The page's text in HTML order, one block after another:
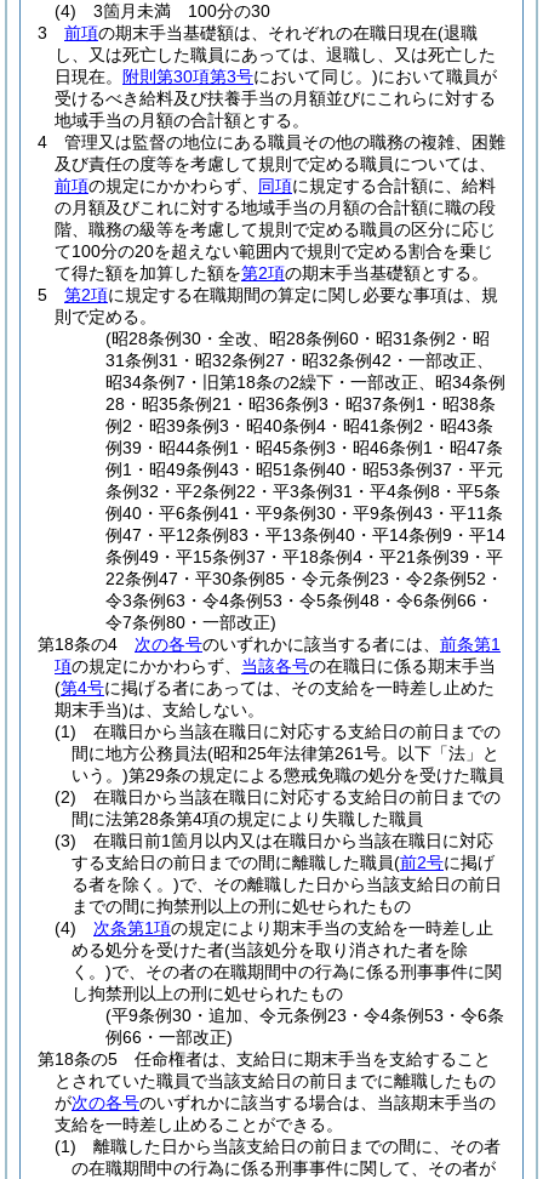
(4)
3箇月未満 100分の30
3
前項の期末手当基礎額は、それぞれの在職日現在(退職
し、又は死亡した職員にあっては、退職し、又は死亡した
日現在。
附則第30項第3号において同じ。)において職員が
受けるべき給料及び扶養手当の月額並びにこれらに対する
地域手当の月額の合計額とする。
4
管理又は監督の地位にある職員その他の職務の複雑、困難
及び責任の度等を考慮して規則で定める職員については、
前項の規定にかかわらず、 同項に規定する合計額に、給料
の月額及びこれに対する地域手当の月額の合計額に職の段
階、職務の級等を考慮して規則で定める職員の区分に応じ
て100分の20を超えない範囲内で規則で定める割合を乗じ
て得た額を加算した額を第2項の期末手当基礎額とする。
5
第2項に規定する在職期間の算定に関し必要な事項は、規
則で定める。
(昭28条例30・全改、昭28条例60・昭31条例2・昭
31条例31・昭32条例27・昭32条例42・一部改正、
昭34条例7・旧第18条の2繰下・一部改正、昭34条例
28・昭35条例21・昭36条例3・昭37条例1・昭38条
例2・昭39条例3・昭40条例4・昭41条例2・昭43条
例39・昭44条例1・昭45条例3・昭46条例1・昭47条
例1・昭49条例43・昭51条例40・昭53条例37・平元
条例32・平2条例22・平3条例31・平4条例8・平5条
例40・平6条例41・平9条例30・平9条例43・平11条
例47・平12条例83・平13条例40・平14条例9・平14
条例49・平15条例37・平18条例4・平21条例39・平
22条例47・平30条例85・令元条例23・令2条例52・
令3条例63・令4条例53・令5条例48・令6条例66・
令7条例80・一部改正)
第18条の4
次の各号のいずれかに該当する者には、 前条第1
項の規定にかかわらず、 当該各号の在職日に係る期末手当
(第4号に掲げる者にあっては、その支給を一時差し止めた
期末手当)は、支給しない。
(1)
在職日から当該在職日に対応する支給日の前日までの
間に地方公務員法(昭和25年法律第261号。以下「法」と
いう。)第29条の規定による懲戒免職の処分を受けた職員
(2)
在職日から当該在職日に対応する支給日の前日までの
間に法第28条第4項の規定により失職した職員
(3)
在職日前1箇月以内又は在職日から当該在職日に対応
する支給日の前日までの間に離職した職員(前2号に掲げ
る者を除く。)で、その離職した日から当該支給日の前日
までの間に拘禁刑以上の刑に処せられたもの
(4)
次条第1項の規定により期末手当の支給を一時差し止
める処分を受けた者(当該処分を取り消された者を除
く。)で、その者の在職期間中の行為に係る刑事事件に関
し拘禁刑以上の刑に処せられたもの
(平9条例30・追加、令元条例23・令4条例53・令6条
例66・一部改正)
第18条の5
任命権者は、支給日に期末手当を支給すること
とされていた職員で当該支給日の前日までに離職したもの
が次の各号のいずれかに該当する場合は、当該期末手当の
支給を一時差し止めることができる。
(1)
離職した日から当該支給日の前日までの間に、その者
の在職期間中の行為に係る刑事事件に関して、その者が